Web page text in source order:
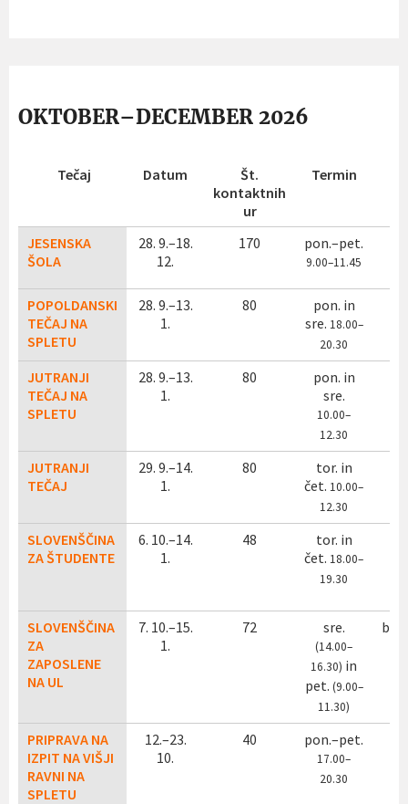
OKTOBER–DECEMBER 2026
Tečaj Datum
Št.
kontaktnih
ur
Termin
JESENSKA
ŠOLA
28. 9.–18.
12.
170 pon.–pet.
9.00–11.45
POPOLDANSKI
TEČAJ NA
SPLETU
28. 9.–13.
1.
80
pon. in
sre. 18.00–
20.30
JUTRANJI
TEČAJ NA
SPLETU
28. 9.–13.
1.
80
pon. in
sre.
10.00–
12.30
JUTRANJI
TEČAJ
29. 9.–14.
1.
80
tor. in
čet. 10.00–
12.30
SLOVENŠČINA
ZA ŠTUDENTE
6. 10.–14.
1.
48
tor. in
čet. 18.00–
19.30
SLOVENŠČINA
ZA
ZAPOSLENE
NA UL
7. 10.–15.
1.
72 sre.
(14.00–
16.30) in
pet. (9.00–
11.30)
PRIPRAVA NA
IZPIT NA VIŠJI
RAVNI NA
SPLETU
12.–23.
10.
40 pon.–pet.
17.00–
20.30